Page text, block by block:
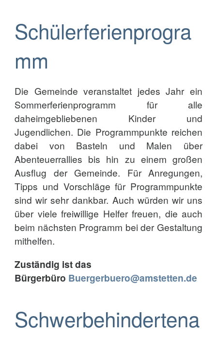
Schülerferienprogra
mm
Die Gemeinde veranstaltet jedes Jahr ein
Sommerferienprogramm für alle
daheimgebliebenen Kinder und
Jugendlichen. Die Programmpunkte reichen
dabei von Basteln und Malen über
Abenteuerrallies bis hin zu einem großen
Ausflug der Gemeinde. Für Anregungen,
Tipps und Vorschläge für Programmpunkte
sind wir sehr dankbar. Auch würden wir uns
über viele freiwillige Helfer freuen, die auch
beim nächsten Programm bei der Gestaltung
mithelfen.
Zuständig ist das
Bürgerbüro Buergerbuero@amstetten.de
Schwerbehindertena